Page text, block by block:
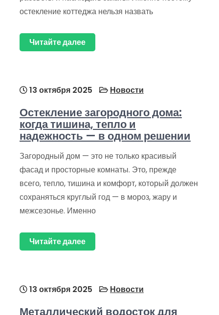
остекление коттеджа нельзя назвать
Читайте далее
13 октября 2025 Новости
Остекление загородного дома:
когда тишина, тепло и
надежность — в одном решении
Загородный дом — это не только красивый
фасад и просторные комнаты. Это, прежде
всего, тепло, тишина и комфорт, который должен
сохраняться круглый год — в мороз, жару и
межсезонье. Именно
Читайте далее
13 октября 2025 Новости
Металлический водосток для